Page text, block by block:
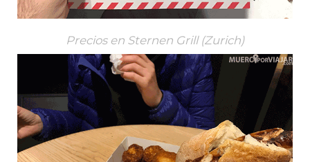
Precios en Sternen Grill (Zurich)